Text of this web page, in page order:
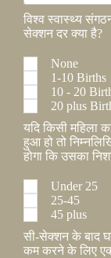
विश्व स्वास्थ्य
सेक्शन दर क्या है?
None
1-10 Births
10 - 20
20 plus
यदि किसी महिला
हुआ हो तो
होगा कि उसका
Under 25
25-45
45 plus
सी-सेक्शन के बाद
कम करने के लिए